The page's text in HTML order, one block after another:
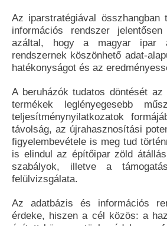
Az iparstratégiával összhangban
információs rendszer
azáltal, hogy a magyar ipar
rendszernek köszönhető adat-
hatékonyságot és az
A beruházók tudatos döntését
termékek leglényegesebb
teljesítménynyilatkozatok
távolság, az újrahasznosítási
figyelembevétele is meg tud
is elindul az építőipar zöld
szabályok, illetve a
felülvizsgálata.
Az adatbázis és információs
érdeke, hiszen a cél közös: a